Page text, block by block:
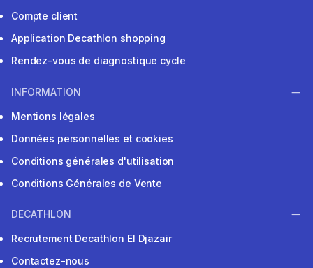
Compte client
Application Decathlon shopping
Rendez-vous de diagnostique cycle
INFORMATION
Mentions légales
Données personnelles et cookies
Conditions générales d'utilisation
Conditions Générales de Vente
DECATHLON
Recrutement Decathlon El Djazair
Contactez-nous